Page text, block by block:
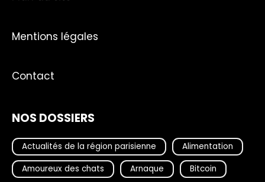
Mentions légales
Contact
NOS DOSSIERS
Actualités de la région parisienne
Alimentation
Amoureux des chats
Arnaque
Bitcoin